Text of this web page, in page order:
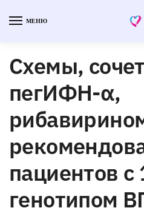
МЕНЮ
Схемы,
пегИФН-α,
пациентов с
генотипом